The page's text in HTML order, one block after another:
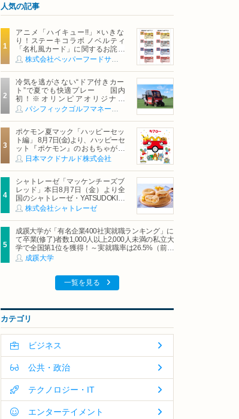
人気の記事
アニメ「ハイキュー!!」×いきな
り！ステーキコラボ ノベルティ
「名札風カード」に関するお詫び
および交換対応についてのご案内
冷気を逃がさない“ドア付きカー
ト”で夏でも快適プレー 国内
初！※オリンピアオリジナル
「AirCon Cart（エアコンカー
ト）」導入 | ＰＧＭ
ポケモン夏マック「ハッピーセッ
ト編」 8月7日(金)より、ハッピーセ
ット『ポケモン』のおもちゃが期
間限定登場
日本マクドナルド株式会社
シャトレーゼ「マッケンチーズブ
レッド」本日8月7日（金）より全
国のシャトレーゼ・YATSUDOKIで
発売株式会社シャトレーゼ
成蹊大学が「有名企業400社実就職ランキング」に
て卒業(修了)者数1,000人以上2,000人未満の私立大
学で全国第1位を獲得！～実就職率は26.5%（前年
比＋4.3pt）に伸長、東京の私立大学でも10位にラ
ンクイン～
成蹊大学
一覧を見る
カテゴリ
ビジネス
公共・政治
テクノロジー・IT
エンターテイメント